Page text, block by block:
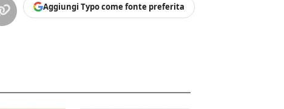
Aggiungi Typo come fonte preferita